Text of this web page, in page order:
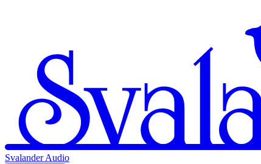
Svalander Audio